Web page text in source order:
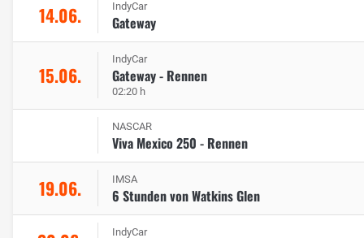
14.06. IndyCar
Gateway
15.06.
IndyCar
Gateway - Rennen
02:20 h
NASCAR
Viva Mexico 250 - Rennen
19.06. IMSA
6 Stunden von Watkins Glen
IndyCar